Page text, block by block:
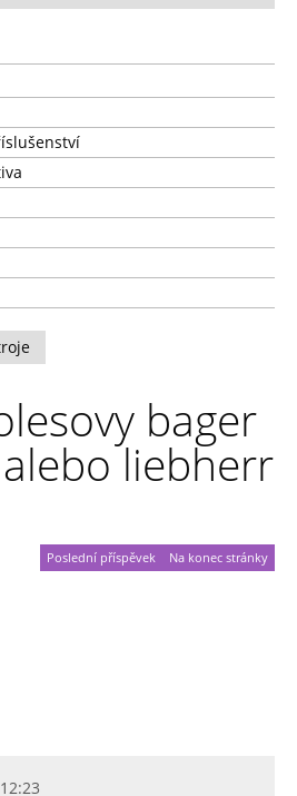
bager
liebherr
Na konec stránky
Poslední příspěvek